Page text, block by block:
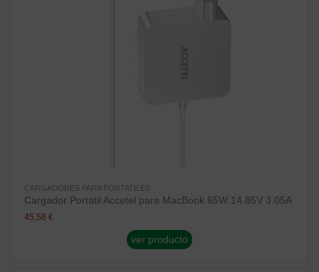
CARGADORES PARA PORTATILES
Cargador Portátil Accetel para MacBook 65W 14.85V 3.05A
45,58 €
ver producto